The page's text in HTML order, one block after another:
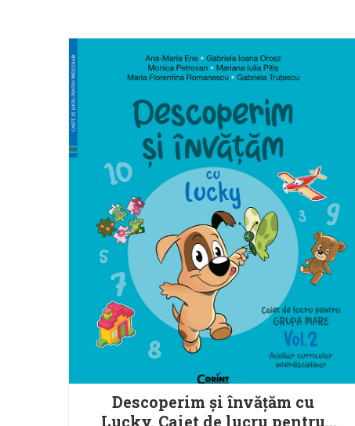
Descoperim și învățăm cu
Lucky. Caiet de lucru pentru